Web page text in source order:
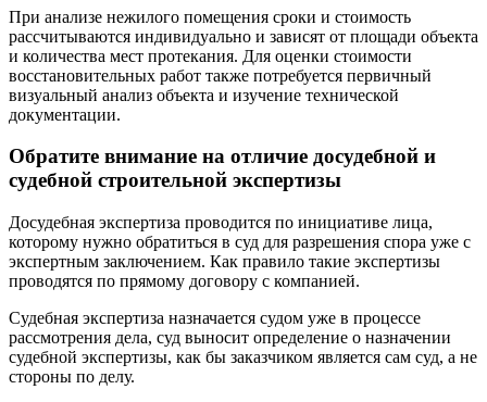
При анализе нежилого помещения сроки и стоимость
рассчитываются индивидуально и зависят от площади объекта
и количества мест протекания. Для оценки стоимости
восстановительных работ также потребуется первичный
визуальный анализ объекта и изучение технической
документации.
Обратите внимание на отличие досудебной и
судебной строительной экспертизы
Досудебная экспертиза проводится по инициативе лица,
которому нужно обратиться в суд для разрешения спора уже с
экспертным заключением. Как правило такие экспертизы
проводятся по прямому договору с компанией.
Судебная экспертиза назначается судом уже в процессе
рассмотрения дела, суд выносит определение о назначении
судебной экспертизы, как бы заказчиком является сам суд, а не
стороны по делу.